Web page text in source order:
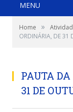
MENU
Home »
ORDINÁRIA, DE 31
PAUTA DA
31 DE